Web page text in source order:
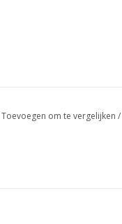
Toevoegen om te vergelijken /